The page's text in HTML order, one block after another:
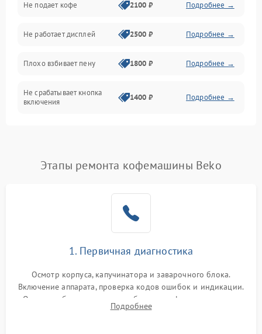
Управление и электроника
Программное обеспечение
Не подает кофе 2100 ₽ Подробнее →
Не работает дисплей 2500 ₽ Подробнее →
Плохо взбивает пену 1800 ₽ Подробнее →
Не срабатывает кнопка
включения
1400 ₽ Подробнее →
Постоянные сбои в работе 1500 ₽ Подробнее →
Этапы ремонта кофемашины Beko
1. Первичная диагностика
Осмотр корпуса, капучинатора и заварочного блока.
Включение аппарата, проверка кодов ошибок и индикации.
Оценка работы помпы, термоблока и кофемолки на слух.
Измерение температуры и давления воды для выявления
Подробнее